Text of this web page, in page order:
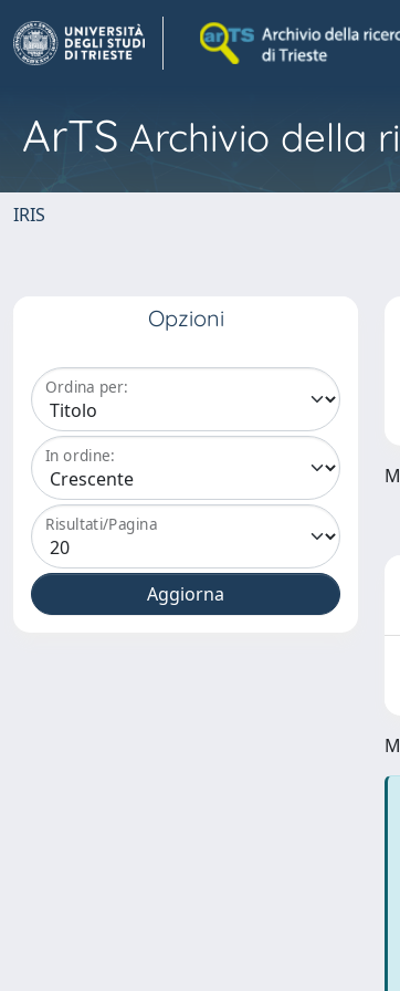
ArTS Archivio della
IRIS
Opzioni
Ordina per:
In ordine:
Risultati/Pagina